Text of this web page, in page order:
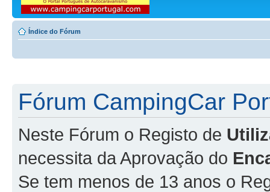
Índice do Fórum
Fórum CampingCar
Neste Fórum o Registo de
necessita da Aprovação do
Se tem menos de 13 anos o